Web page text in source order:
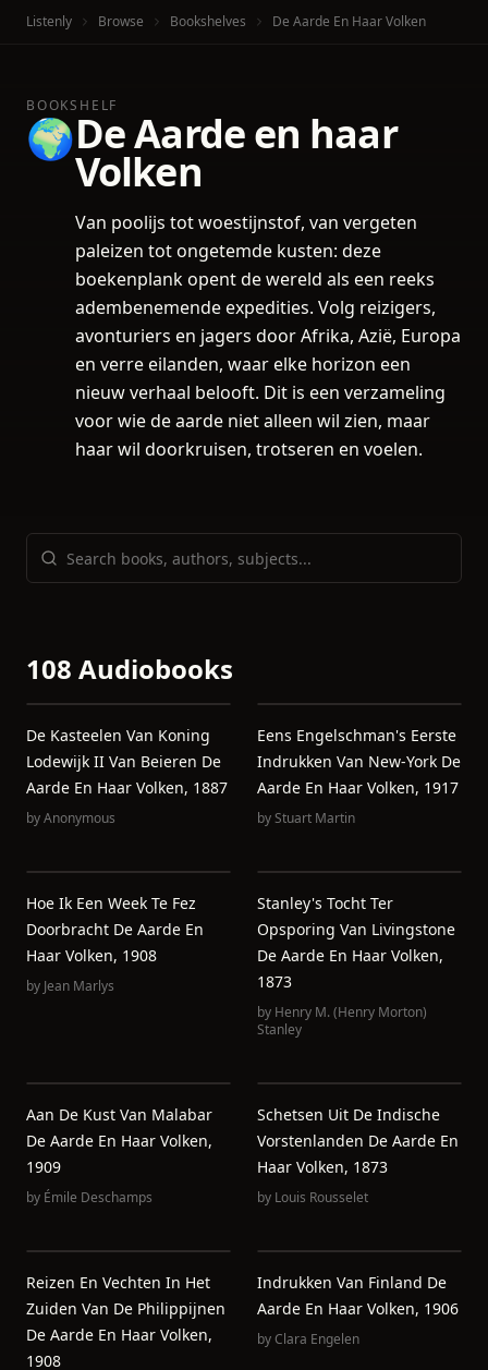
Listenly Browse Bookshelves De Aarde En Haar Volken
BOOKSHELF
🌍De Aarde en haar
Volken
Van poolijs tot woestijnstof, van vergeten
paleizen tot ongetemde kusten: deze
boekenplank opent de wereld als een reeks
adembenemende expedities. Volg reizigers,
avonturiers en jagers door Afrika, Azië, Europa
en verre eilanden, waar elke horizon een
nieuw verhaal belooft. Dit is een verzameling
voor wie de aarde niet alleen wil zien, maar
haar wil doorkruisen, trotseren en voelen.
108 Audiobooks
De Kasteelen Van Koning
Lodewijk II Van Beieren De
Aarde En Haar Volken, 1887
byAnonymous
Eens Engelschman's Eerste
Indrukken Van New-York De
Aarde En Haar Volken, 1917
byStuart Martin
Hoe Ik Een Week Te Fez
Doorbracht De Aarde En
Haar Volken, 1908
by Jean Marlys
Stanley's Tocht Ter
Opsporing Van Livingstone
De Aarde En Haar Volken,
1873
by Henry M. (Henry Morton)
Stanley
Aan De Kust Van Malabar
De Aarde En Haar Volken,
1909
by Émile Deschamps
Schetsen Uit De Indische
Vorstenlanden De Aarde En
Haar Volken, 1873
by Louis Rousselet
Reizen En Vechten In Het
Zuiden Van De Philippijnen
De Aarde En Haar Volken,
1908
Indrukken Van Finland De
Aarde En Haar Volken, 1906
byClara Engelen